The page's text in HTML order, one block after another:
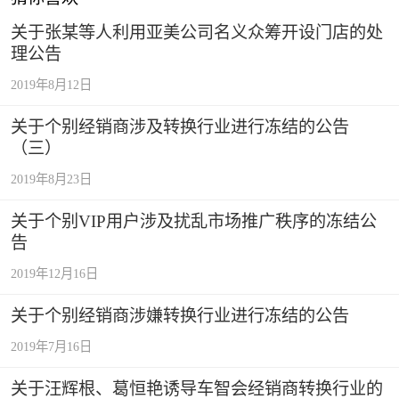
关于张某等人利用亚美公司名义众筹开设门店的处
理公告
2019年8月12日
关于个别经销商涉及转换行业进行冻结的公告
（三）
2019年8月23日
关于个别VIP用户涉及扰乱市场推广秩序的冻结公
告
2019年12月16日
关于个别经销商涉嫌转换行业进行冻结的公告
2019年7月16日
关于汪辉根、葛恒艳诱导车智会经销商转换行业的